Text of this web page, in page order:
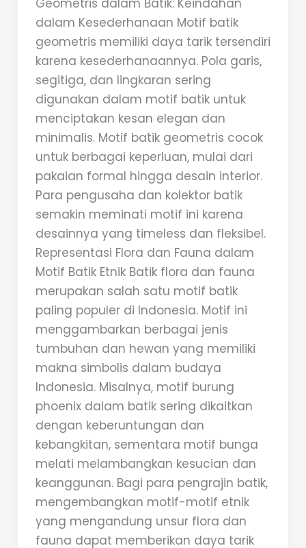
Geometris dalam Batik: Keindahan
dalam Kesederhanaan Motif batik
geometris memiliki daya tarik tersendiri
karena kesederhanaannya. Pola garis,
segitiga, dan lingkaran sering
digunakan dalam motif batik untuk
menciptakan kesan elegan dan
minimalis. Motif batik geometris cocok
untuk berbagai keperluan, mulai dari
pakaian formal hingga desain interior.
Para pengusaha dan kolektor batik
semakin meminati motif ini karena
desainnya yang timeless dan fleksibel.
Representasi Flora dan Fauna dalam
Motif Batik Etnik Batik flora dan fauna
merupakan salah satu motif batik
paling populer di Indonesia. Motif ini
menggambarkan berbagai jenis
tumbuhan dan hewan yang memiliki
makna simbolis dalam budaya
Indonesia. Misalnya, motif burung
phoenix dalam batik sering dikaitkan
dengan keberuntungan dan
kebangkitan, sementara motif bunga
melati melambangkan kesucian dan
keanggunan. Bagi para pengrajin batik,
mengembangkan motif-motif etnik
yang mengandung unsur flora dan
fauna dapat memberikan daya tarik